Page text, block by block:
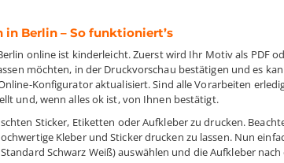
Berlin – So funktioniert’s
online ist kinderleicht. Zuerst wird Ihr Motiv als PDF
möchten, in der Druckvorschau bestätigen und es
Konfigurator aktualisiert. Sind alle Vorarbeiten
und, wenn alles ok ist, von Ihnen bestätigt.
Sticker, Etiketten oder Aufkleber zu drucken.
Kleber und Sticker drucken zu lassen. Nun
Schwarz Weiß) auswählen und die Aufkleber